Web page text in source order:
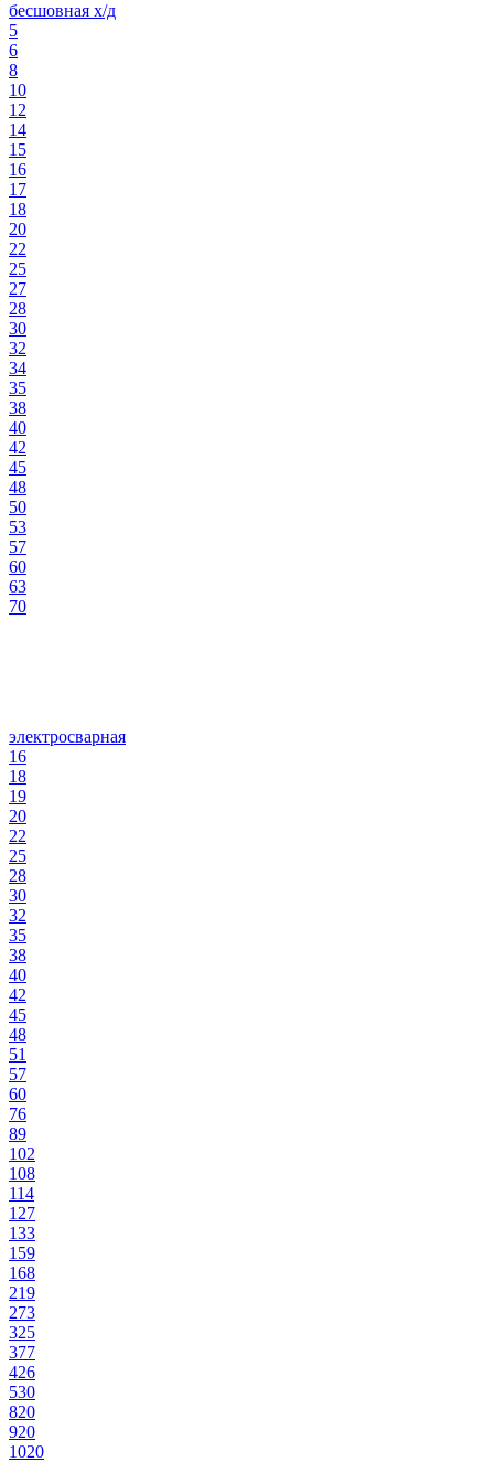
бесшовная х/д
5
6
8
10
12
14
15
16
17
18
20
22
25
27
28
30
32
34
35
38
40
42
45
48
50
53
57
60
63
70
электросварная
16
18
19
20
22
25
28
30
32
35
38
40
42
45
48
51
57
60
76
89
102
108
114
127
133
159
168
219
273
325
377
426
530
820
920
1020